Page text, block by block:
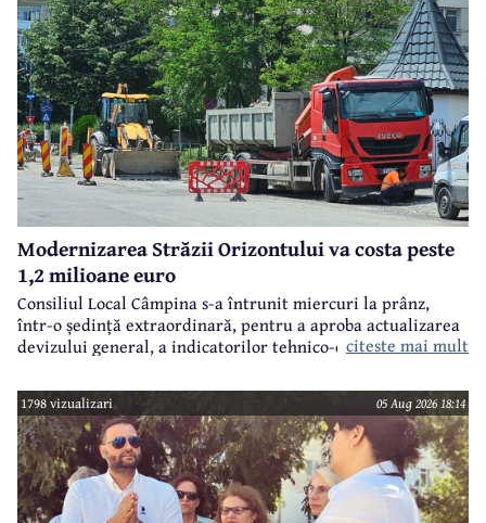
Modernizarea Străzii Orizontului va costa peste
1,2 milioane euro
Consiliul Local Câmpina s-a întrunit miercuri la prânz,
într-o ședință extraordinară, pentru a aproba actualizarea
devizului general, a indicatorilor tehnico-economici și a
realizarea modernizării Străzii Orizontului, obiectiv
finanțat prin Programul Național de Investiții ”Anghel
Saligny”.
citeste mai mult
1798 vizualizari 05 Aug 2026 18:14